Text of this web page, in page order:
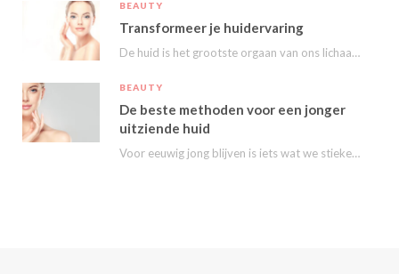
BEAUTY
Transformeer je huidervaring
De huid is het grootste orgaan van ons lichaam en speelt een essentiële rol in…
BEAUTY
De beste methoden voor een jonger
uitziende huid
Voor eeuwig jong blijven is iets wat we stiekem eigenlijk allemaal wel willen. Nu kunnen…